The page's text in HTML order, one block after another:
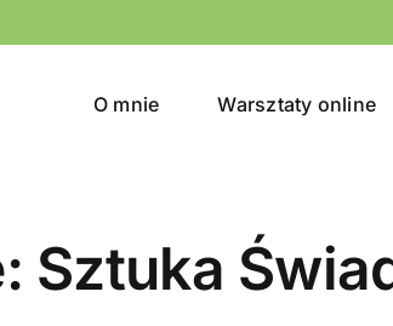
O mnie Warsztaty online
Sztuka